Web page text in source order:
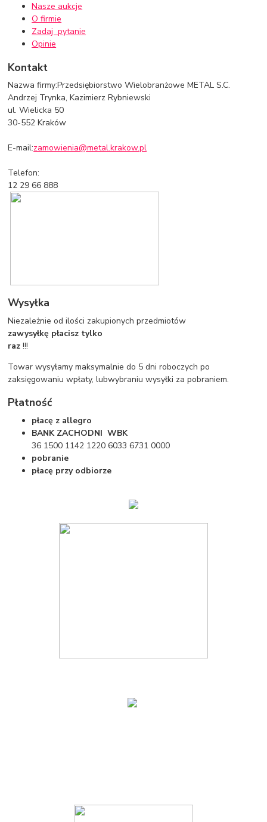
Nasze aukcje
O firmie
Zadaj pytanie
Opinie
Kontakt
Nazwa firmy:Przedsiębiorstwo Wielobranżowe METAL S.C.
Andrzej Trynka, Kazimierz Rybniewski
ul. Wielicka 50
30-552 Kraków
E-mail:zamowienia@metal.krakow.pl
Telefon:
12 29 66 888
Wysyłka
Niezależnie od ilości zakupionych przedmiotów
zawysyłkę płacisz tylko
raz !!!
Towar wysyłamy maksymalnie do 5 dni roboczych po
zaksięgowaniu wpłaty, lubwybraniu wysyłki za pobraniem.
Płatność
płacę z allegro
BANK ZACHODNI WBK
36 1500 1142 1220 6033 6731 0000
pobranie
płacę przy odbiorze